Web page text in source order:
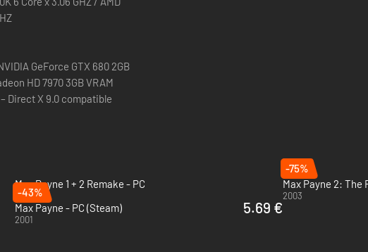
et tous les contenus téléchargeables précédemment sortis, dont : Pack
silencieux, Carte cimetière, Pack de l'Édition spéciale, Coup d'éclat
GeForce GTX 680 2GB
HD 7970 3GB VRAM
Direct X 9.0 compatible
Max Payne 1 + 2 Remake - PC
2026
-75%
Max Payne 2: The
2003
-43%
Max Payne - PC (Steam)
2001
5.69 €